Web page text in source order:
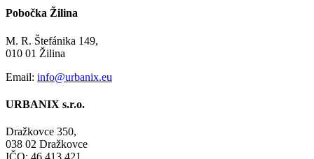
Pobočka Žilina
M. R. Štefánika 149,
010 01 Žilina
Email: info@urbanix.eu
URBANIX s.r.o.
Dražkovce 350,
038 02 Dražkovce